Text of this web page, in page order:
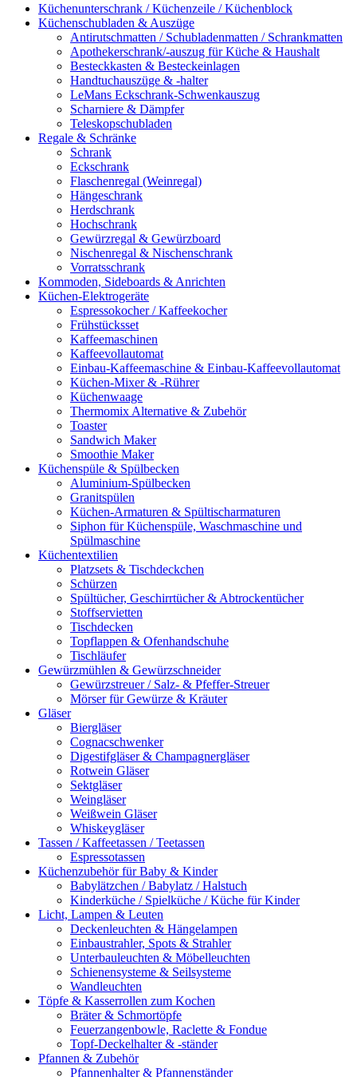
Küchenunterschrank / Küchenzeile / Küchenblock
Küchenschubladen & Auszüge
Antirutschmatten / Schubladenmatten / Schrankmatten
Apothekerschrank/-auszug für Küche & Haushalt
Besteckkasten & Besteckeinlagen
Handtuchauszüge & -halter
LeMans Eckschrank-Schwenkauszug
Scharniere & Dämpfer
Teleskopschubladen
Regale & Schränke
Schrank
Eckschrank
Flaschenregal (Weinregal)
Hängeschrank
Herdschrank
Hochschrank
Gewürzregal & Gewürzboard
Nischenregal & Nischenschrank
Vorratsschrank
Kommoden, Sideboards & Anrichten
Küchen-Elektrogeräte
Espressokocher / Kaffeekocher
Frühstücksset
Kaffeemaschinen
Kaffeevollautomat
Einbau-Kaffeemaschine & Einbau-Kaffeevollautomat
Küchen-Mixer & -Rührer
Küchenwaage
Thermomix Alternative & Zubehör
Toaster
Sandwich Maker
Smoothie Maker
Küchenspüle & Spülbecken
Aluminium-Spülbecken
Granitspülen
Küchen-Armaturen & Spültischarmaturen
Siphon für Küchenspüle, Waschmaschine und
Spülmaschine
Küchentextilien
Platzsets & Tischdeckchen
Schürzen
Spültücher, Geschirrtücher & Abtrockentücher
Stoffservietten
Tischdecken
Topflappen & Ofenhandschuhe
Tischläufer
Gewürzmühlen & Gewürzschneider
Gewürzstreuer / Salz- & Pfeffer-Streuer
Mörser für Gewürze & Kräuter
Gläser
Biergläser
Cognacschwenker
Digestifgläser & Champagnergläser
Rotwein Gläser
Sektgläser
Weingläser
Weißwein Gläser
Whiskeygläser
Tassen / Kaffeetassen / Teetassen
Espressotassen
Küchenzubehör für Baby & Kinder
Babylätzchen / Babylatz / Halstuch
Kinderküche / Spielküche / Küche für Kinder
Licht, Lampen & Leuten
Deckenleuchten & Hängelampen
Einbaustrahler, Spots & Strahler
Unterbauleuchten & Möbelleuchten
Schienensysteme & Seilsysteme
Wandleuchten
Töpfe & Kasserrollen zum Kochen
Bräter & Schmortöpfe
Feuerzangenbowle, Raclette & Fondue
Topf-Deckelhalter & -ständer
Pfannen & Zubehör
Pfannenhalter & Pfannenständer